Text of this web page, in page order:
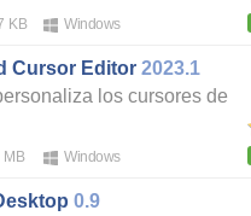
KB Windows
Cursor Editor 2023.1
los cursores de
MB Windows
0.9